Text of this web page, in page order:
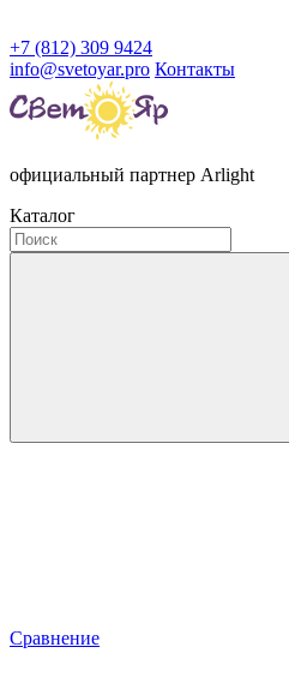
+7 (812) 309 9424
info@svetoyar.pro Контакты
официальный партнер Arlight
Каталог
Сравнение